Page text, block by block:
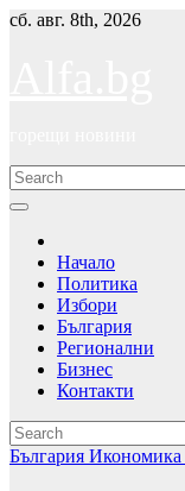
Skip
сб. авг. 8th, 2026
Начало
Политика
Избори
България
Регионални
Бизнес
Контакти
България Икономика